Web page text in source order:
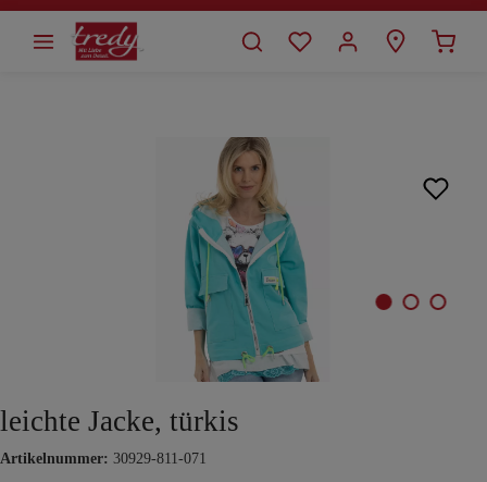
springen
leichte Jacke, türkis
Artikelnummer: 30929-811-071